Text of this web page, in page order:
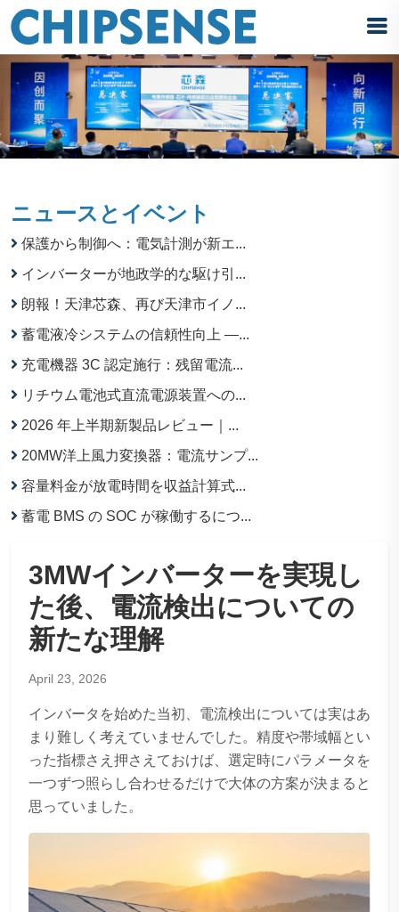
ニュースとイベント
保護から制御へ：電気計測が新エ...
インバーターが地政学的な駆け引...
朗報！天津芯森、再び天津市イノ...
蓄電液冷システムの信頼性向上 —...
充電機器 3C 認定施行：残留電流...
リチウム電池式直流電源装置への...
2026 年上半期新製品レビュー｜...
20MW洋上風力変換器：電流サンプ...
容量料金が放電時間を収益計算式...
蓄電 BMS の SOC が稼働するにつ...
3MWインバーターを実現し
た後、電流検出についての
新たな理解
April 23, 2026
インバータを始めた当初、電流検出については実はあ
まり難しく考えていませんでした。精度や帯域幅とい
った指標さえ押さえておけば、選定時にパラメータを
一つずつ照らし合わせるだけで大体の方案が決まると
思っていました。